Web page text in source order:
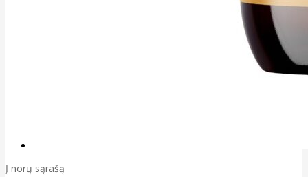
Į norų sąrašą